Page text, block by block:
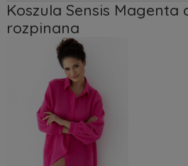
Koszula Sensis Magenta
rozpinana